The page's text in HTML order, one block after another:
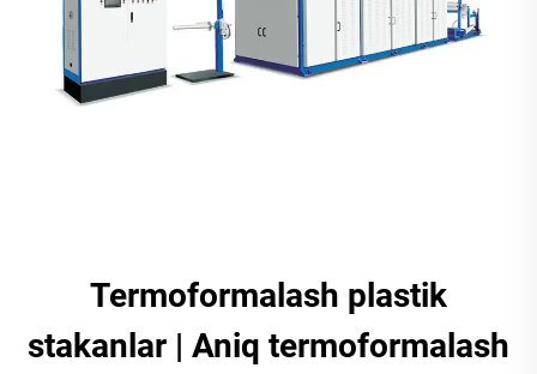
Termoformalash plastik
stakanlar | Aniq termoformalash